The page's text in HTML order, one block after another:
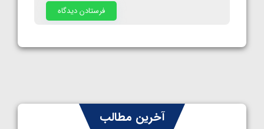
آخرین مطالب